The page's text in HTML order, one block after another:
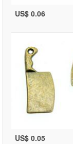
US$ 0.06
US$ 0.05